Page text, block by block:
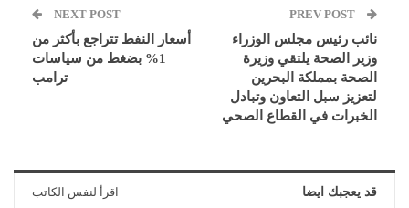
نائب رئيس مجلس الوزراء
وزير الصحة يلتقي وزيرة
الصحة بمملكة البحرين
لتعزيز سبل التعاون وتبادل
الخبرات في القطاع الصحي
NEXT POST
أسعار النفط تتراجع بأكثر من
1% بضغط من سياسات
ترامب
قد يعجبك ايضا اقرأ لنفس الكاتب